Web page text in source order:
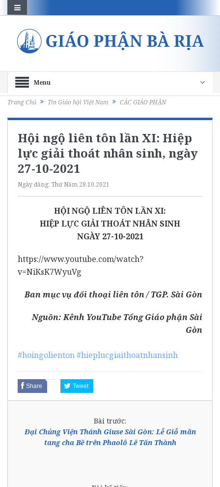
Menu
Trang Chủ Tin Giáo hội Việt Nam CÁC GIÁO PHẬN
Hội ngộ liên tôn lần XI: Hiệp
lực giải thoát nhân sinh, ngày
27-10-2021
Ngày đăng: Thứ Năm 28.10.2021
HỘI NGỘ LIÊN TÔN LẦN XI:
HIỆP LỰC GIẢI THOÁT NHÂN SINH
NGÀY 27-10-2021
https://www.youtube.com/watch?
v=NiKsK7WyuVg
Ban mục vụ đối thoại liên tôn / TGP. Sài Gòn
Nguồn:Kênh YouTube Tổng Giáo phận Sài
Gòn
#hoingolienton#hieplucgiaithoatnhansinh
Share Tweet
Bài trước:
Đại Chủng Viện Thánh Giuse Sài Gòn: Lễ Giỗ mãn
tang cha Bề trên Phaolô Lê Tấn Thành